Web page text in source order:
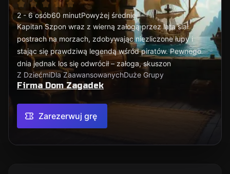
2 - 6 osób60 minutPowyżej średniej
Kapitan Szpon wraz z wierną załogą przez lata siał
postrach na morzach, zdobywając niezliczone łupy i
stając się prawdziwą legendą wśród piratów. Pewnego
dnia jednak los się odwrócił – załoga, skuszon
Z DziećmiDla ZaawansowanychDuże Grupy
Firma Dom Zagadek
Zarezerwuj grę